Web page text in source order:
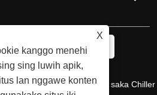
Penemu Asli lan Produsen saka Chiller
X
kanggo menehi
sing luwih apik,
lan nggawe konten